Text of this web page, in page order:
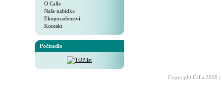
O Calle
Naše nabídka
Ekoporadenství
Kontakt
Počítadlo
Copyright Calla 2008 |